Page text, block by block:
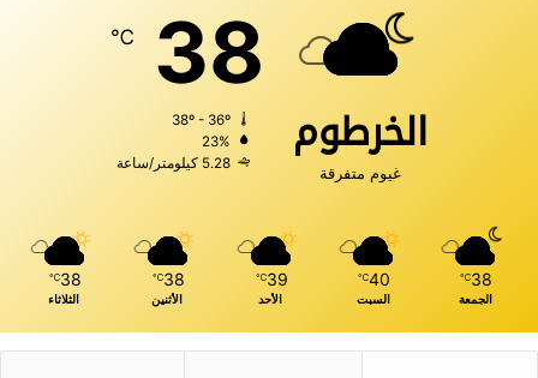
الخرطوم
غيوم متفرقة
38
℃
23%
5.28 كيلومتر/ساعة
38
℃
الجمعة
40
℃
السبت
39
℃
الأحد
38
℃
الأثنين
38
℃
الثلاثاء